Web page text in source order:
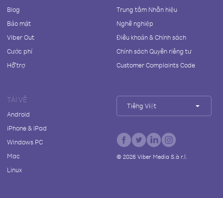
Blog
Bảo mật
Viber Out
Cước phí
Hỗ trợ
Trung tâm Nhãn hiệu
Nghề nghiệp
Điều khoản & Chính sách
Chính sách Quyền riêng tư
Customer Complaints Code
TẢI VỀ
Android
iPhone & iPad
Windows PC
Mac
Linux
Tiếng Việt
© 2026Viber Media S.à r.l.